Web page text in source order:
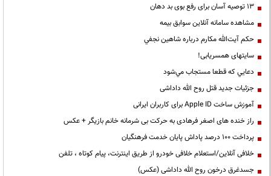
13 توصیه آسان برای رفع بوی بد دهان
مشاهده سامانه آنلاين سوابق بیمه
حكم آيت‌الله مكارم درباره شاهين نجفي
سایتهای همسریابی!
دعايي كه قطعا مستجاب مي‌شود
جزئیات جدید قتل روح الله داداشی
آموزش ساخت Apple ID برای کاربران ایرانی
راز خنده های اصغر فرهادی به حرکت بی شرمانه خانم بازیگر + عکس
پرداخت ۱۰۰ درصد پاداش پایان خدمت فرهنگیان
خلافی آنلاین/استعلام خلافی خودرو از طریق اینترنت، پیام کوتاه ، تلفن
جسدغرق درخون روح الله داداشی (عکس)